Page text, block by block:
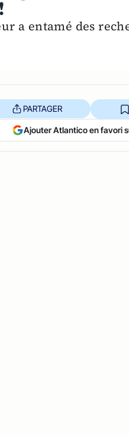
a entamé des
PARTAGER
Ajouter Atlantico en favori